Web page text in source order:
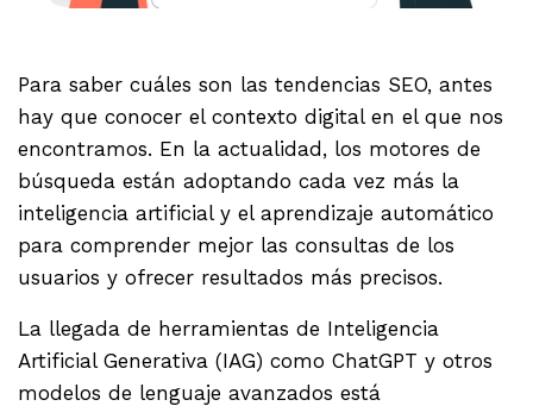
Para saber cuáles son las tendencias SEO, antes
hay que conocer el contexto digital en el que nos
encontramos. En la actualidad, los motores de
búsqueda están adoptando cada vez más la
inteligencia artificial y el aprendizaje automático
para comprender mejor las consultas de los
usuarios y ofrecer resultados más precisos.
La llegada de herramientas de Inteligencia
Artificial Generativa (IAG) como ChatGPT y otros
modelos de lenguaje avanzados está